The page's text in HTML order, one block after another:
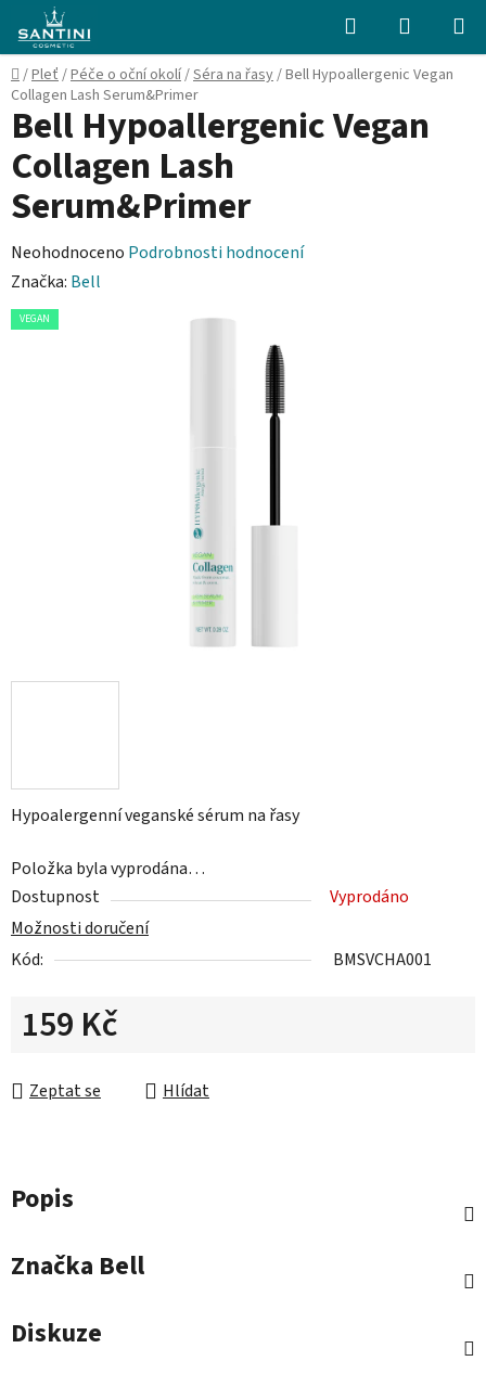
obsah
Hledat
KOŠÍK
Domů
/Pleť/Péče o oční okolí/Séra na řasy/Bell Hypoallergenic Vegan
Collagen Lash Serum&Primer
Hypoalergenní veganské sérum na řasy
Položka byla vyprodána…
Dostupnost
Vyprodáno
Možnosti doručení
Kód:
BMSVCHA001
159 Kč
Zeptat se
Hlídat
Bell Hypoallergenic Vegan
Collagen Lash
Serum&Primer
Průměrné
hodnocení
produktu
Neohodnoceno Podrobnosti hodnocení
Značka: Bell
VEGAN
Popis
Značka Bell
Diskuze